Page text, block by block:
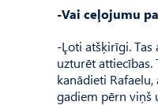
-Vai ceļojumu
-Ļoti atšķirīgi.
uzturēt attiecības.
kanādieti
gadiem pērn viņš